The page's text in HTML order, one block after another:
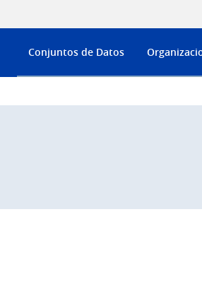
Conjuntos de Datos